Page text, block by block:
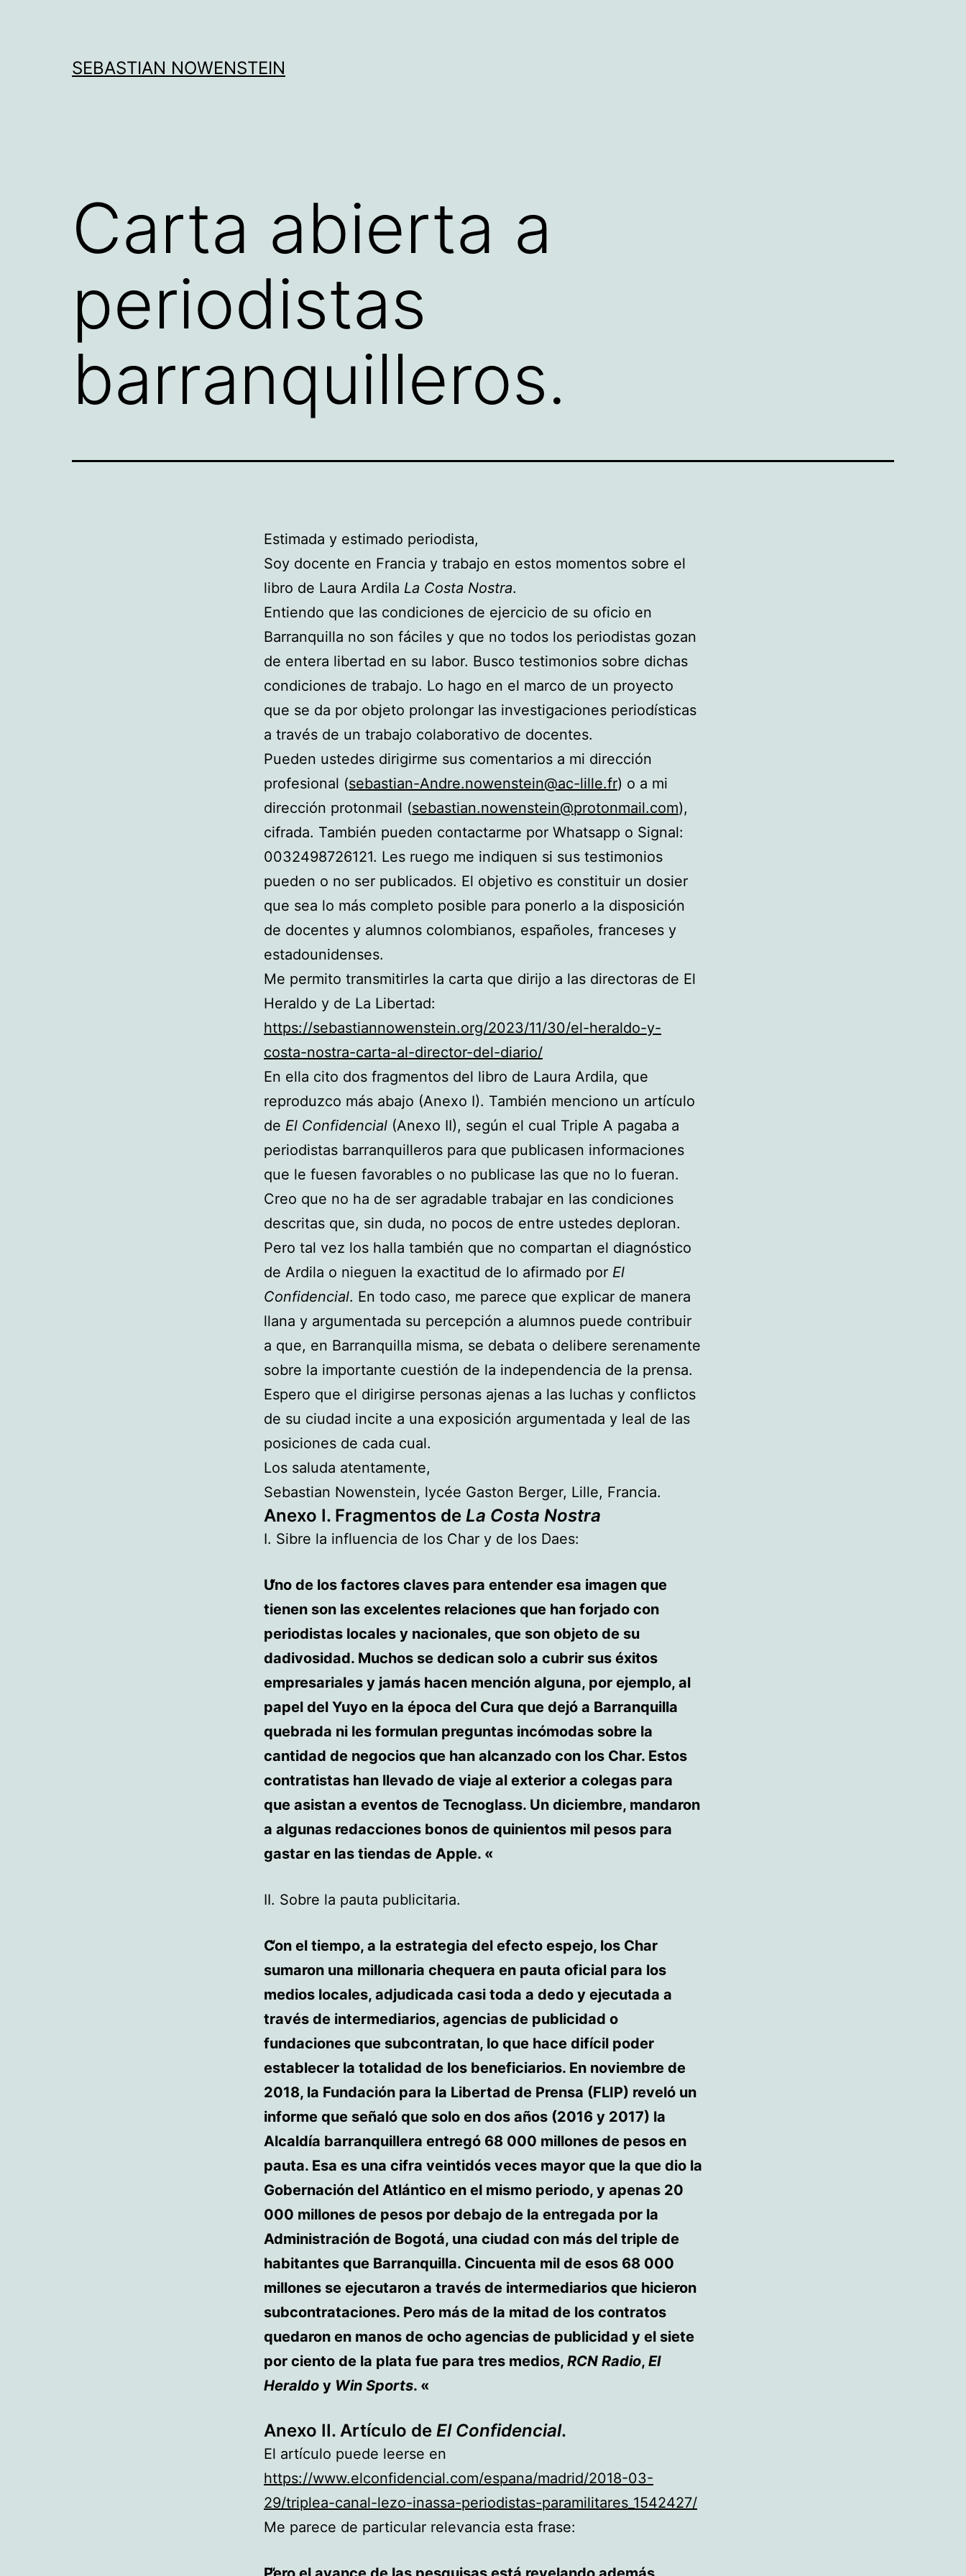
SEBASTIAN NOWENSTEIN
Carta abierta a
periodistas
barranquilleros.
Estimada y estimado periodista,
Soy docente en Francia y trabajo en estos momentos sobre el
libro de Laura Ardila La Costa Nostra.
Entiendo que las condiciones de ejercicio de su oficio en
Barranquilla no son fáciles y que no todos los periodistas gozan
de entera libertad en su labor. Busco testimonios sobre dichas
condiciones de trabajo. Lo hago en el marco de un proyecto
que se da por objeto prolongar las investigaciones periodísticas
a través de un trabajo colaborativo de docentes.
Pueden ustedes dirigirme sus comentarios a mi dirección
profesional (sebastian-Andre.nowenstein@ac-lille.fr) o a mi
dirección protonmail (sebastian.nowenstein@protonmail.com),
cifrada. También pueden contactarme por Whatsapp o Signal:
0032498726121. Les ruego me indiquen si sus testimonios
pueden o no ser publicados. El objetivo es constituir un dosier
que sea lo más completo posible para ponerlo a la disposición
de docentes y alumnos colombianos, españoles, franceses y
estadounidenses.
Me permito transmitirles la carta que dirijo a las directoras de El
Heraldo y de La Libertad:
https://sebastiannowenstein.org/2023/11/30/el-heraldo-y-
costa-nostra-carta-al-director-del-diario/
En ella cito dos fragmentos del libro de Laura Ardila, que
reproduzco más abajo (Anexo I). También menciono un artículo
de El Confidencial (Anexo II), según el cual Triple A pagaba a
periodistas barranquilleros para que publicasen informaciones
que le fuesen favorables o no publicase las que no lo fueran.
Creo que no ha de ser agradable trabajar en las condiciones
descritas que, sin duda, no pocos de entre ustedes deploran.
Pero tal vez los halla también que no compartan el diagnóstico
de Ardila o nieguen la exactitud de lo afirmado por El
Confidencial. En todo caso, me parece que explicar de manera
llana y argumentada su percepción a alumnos puede contribuir
a que, en Barranquilla misma, se debata o delibere serenamente
sobre la importante cuestión de la independencia de la prensa.
Espero que el dirigirse personas ajenas a las luchas y conflictos
de su ciudad incite a una exposición argumentada y leal de las
posiciones de cada cual.
Los saluda atentamente,
Sebastian Nowenstein, lycée Gaston Berger, Lille, Francia.
Anexo I. Fragmentos de La Costa Nostra
I. Sibre la influencia de los Char y de los Daes:
Uno de los factores claves para entender esa imagen que
tienen son las excelentes relaciones que han forjado con
periodistas locales y nacionales, que son objeto de su
dadivosidad. Muchos se dedican solo a cubrir sus éxitos
empresariales y jamás hacen mención alguna, por ejemplo, al
papel del Yuyo en la época del Cura que dejó a Barranquilla
quebrada ni les formulan preguntas incómodas sobre la
cantidad de negocios que han alcanzado con los Char. Estos
contratistas han llevado de viaje al exterior a colegas para
que asistan a eventos de Tecnoglass. Un diciembre, mandaron
a algunas redacciones bonos de quinientos mil pesos para
gastar en las tiendas de Apple. «
II. Sobre la pauta publicitaria.
Con el tiempo, a la estrategia del efecto espejo, los Char
sumaron una millonaria chequera en pauta oficial para los
medios locales, adjudicada casi toda a dedo y ejecutada a
través de intermediarios, agencias de publicidad o
fundaciones que subcontratan, lo que hace difícil poder
establecer la totalidad de los beneficiarios. En noviembre de
2018, la Fundación para la Libertad de Prensa (FLIP) reveló un
informe que señaló que solo en dos años (2016 y 2017) la
Alcaldía barranquillera entregó 68 000 millones de pesos en
pauta. Esa es una cifra veintidós veces mayor que la que dio la
Gobernación del Atlántico en el mismo periodo, y apenas 20
000 millones de pesos por debajo de la entregada por la
Administración de Bogotá, una ciudad con más del triple de
habitantes que Barranquilla. Cincuenta mil de esos 68 000
millones se ejecutaron a través de intermediarios que hicieron
subcontrataciones. Pero más de la mitad de los contratos
quedaron en manos de ocho agencias de publicidad y el siete
por ciento de la plata fue para tres medios, RCN Radio, El
Heraldo y Win Sports. «
Anexo II. Artículo de El Confidencial.
El artículo puede leerse en
https://www.elconfidencial.com/espana/madrid/2018-03-
29/triplea-canal-lezo-inassa-periodistas-paramilitares_1542427/
Me parece de particular relevancia esta frase: